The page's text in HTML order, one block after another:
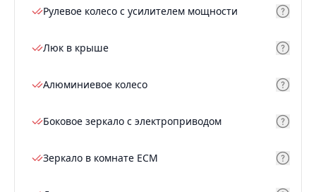
Рулевое колесо с усилителем мощности
Люк в крыше
Алюминиевое колесо
Боковое зеркало с электроприводом
Зеркало в комнате ECM